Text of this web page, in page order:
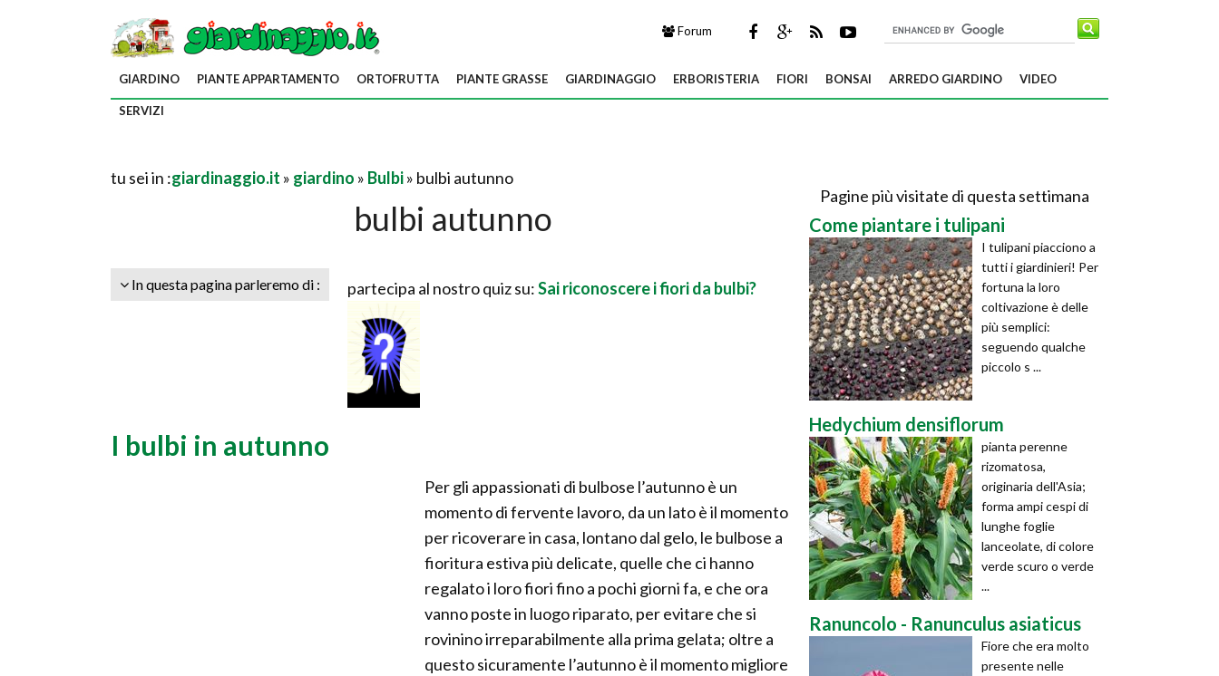
Forum
GIARDINO PIANTE APPARTAMENTO ORTOFRUTTA PIANTE GRASSE GIARDINAGGIO ERBORISTERIA FIORI BONSAI ARREDO GIARDINO VIDEO
SERVIZI
tu sei in :giardinaggio.it » giardino » Bulbi» bulbi autunno
bulbi autunno
In questa pagina parleremo di : partecipa al nostro quiz su:Sai riconoscere i fiori da bulbi?
I bulbi in autunno
Per gli appassionati di bulbose l’autunno è un
momento di fervente lavoro, da un lato è il momento
per ricoverare in casa, lontano dal gelo, le bulbose a
fioritura estiva più delicate, quelle che ci hanno
regalato i loro fiori fino a pochi giorni fa, e che ora
vanno poste in luogo riparato, per evitare che si
rovinino irreparabilmente alla prima gelata; oltre a
questo sicuramente l’autunno è il momento migliore
Pagine più visitate di questa settimana
Come piantare i tulipani
I tulipani piacciono a
tutti i giardinieri! Per
fortuna la loro
coltivazione è delle
più semplici:
seguendo qualche
piccolo s ...
Hedychium densiflorum
pianta perenne
rizomatosa,
originaria dell'Asia;
forma ampi cespi di
lunghe foglie
lanceolate, di colore
verde scuro o verde
...
Ranuncolo - Ranunculus asiaticus
Fiore che era molto
presente nelle